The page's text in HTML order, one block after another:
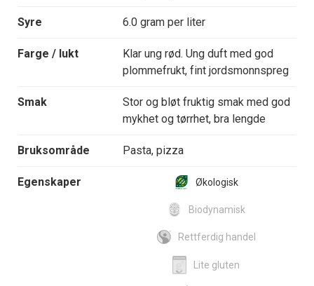
Syre 6.0 gram per liter
Farge / lukt
Klar ung rød. Ung duft med god
plommefrukt, fint jordsmonnspreg
Smak
Stor og bløt fruktig smak med god
mykhet og tørrhet, bra lengde
Bruksområde Pasta, pizza
Egenskaper Økologisk
Biodynamisk
Rettferdig handel
Lite gluten